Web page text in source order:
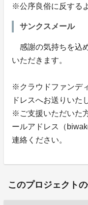
※公序良俗に反する
サンクスメール
感謝の気持ちを込
いただきます。
※クラウドファンデ
ドレスへお送りいた
※ご支援いただいた
ールアドレス（
連絡ください。
このプロジェクト